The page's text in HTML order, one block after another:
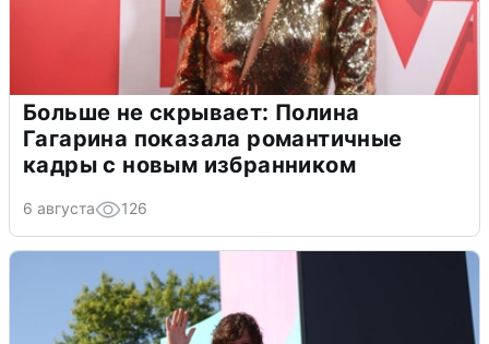
Больше не скрывает: Полина
Гагарина показала романтичные
кадры с новым избранником
6 августа 126